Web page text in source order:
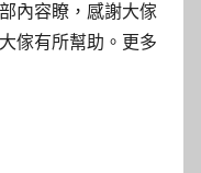
內容瞭，感謝大傢
傢有所幫助。更多